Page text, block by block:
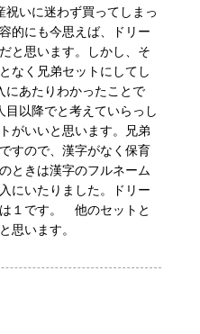
祝いに迷わず買ってしまっ
的にも今思えば、ドリー
と思います。しかし、そ
なく兄弟セットにしてし
にあたりわかったことで
以降でと考えていらっし
がいいと思います。兄弟
すので、漢字がなく保育
ときは漢字のフルネーム
にいたりました。ドリー
１です。　他のセットと
思います。